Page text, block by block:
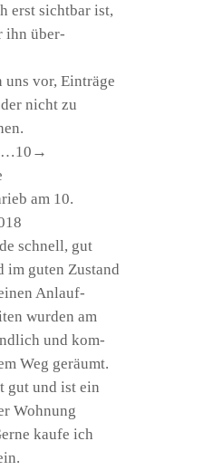
erst sicht­bar ist,
ihn über­
uns vor, Ein­trä­ge
nicht zu
…10 →
am 10.
schnell, gut
im guten Zustand
Anlauf­
wur­den am
und kom­
Weg geräumt.
gut und ist ein
Woh­nung
kau­fe ich